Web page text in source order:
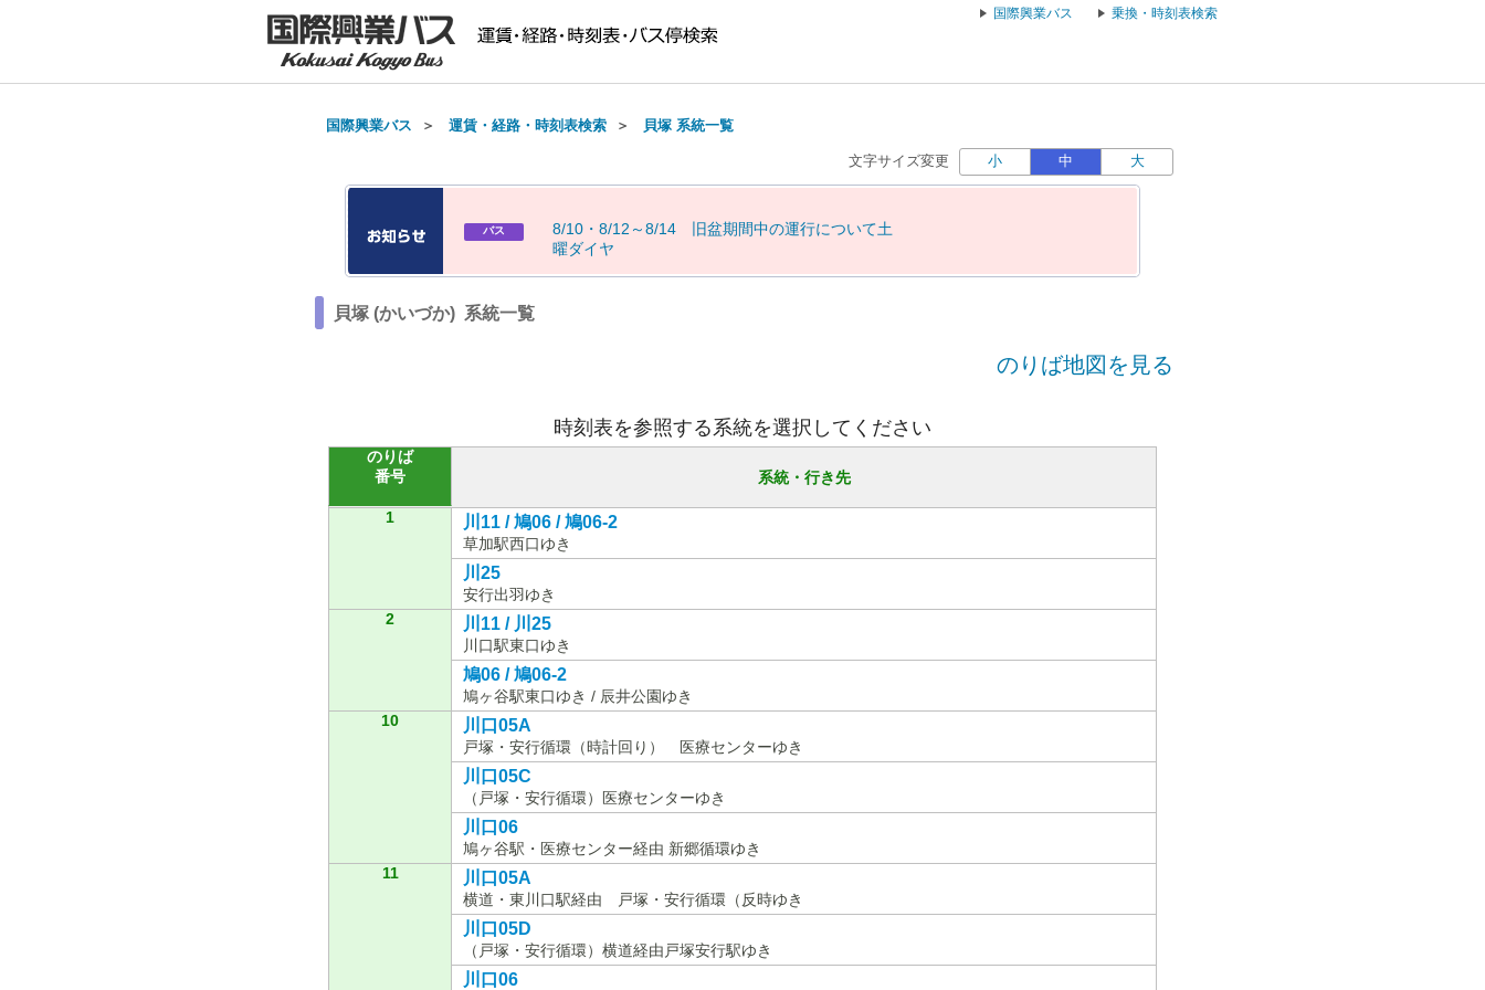
国際興業バス 乗換・時刻表検索
国際興業バス ＞ 運賃・経路・時刻表検索 ＞ 貝塚 系統一覧
文字サイズ変更 小 中 大
バス 8/10 ・ 8/1 2 ～8/14 旧盆期間中の運行について土
曜ダイヤ
貝塚 (かいづか) 系統一覧
のりば地図を見る
時刻表を参照する系統を選択してください
のりば
番号
系統・行き先
1 川11 / 鳩06 / 鳩06-2
草加駅西口ゆき
川25
安行出羽ゆき
2
川11 / 川25
川口駅東口ゆき
鳩06 / 鳩06-2
鳩ヶ谷駅東口ゆき / 辰井公園ゆき
10
川口05A
戸塚・安行循環（時計回り） 医療センターゆき
川口05C
（戸塚・安行循環）医療センターゆき
川口06
鳩ヶ谷駅・医療センター経由 新郷循環ゆき
11
川口05A
横道・東川口駅経由 戸塚・安行循環（反時ゆき
川口05D
（戸塚・安行循環）横道経由戸塚安行駅ゆき
川口06